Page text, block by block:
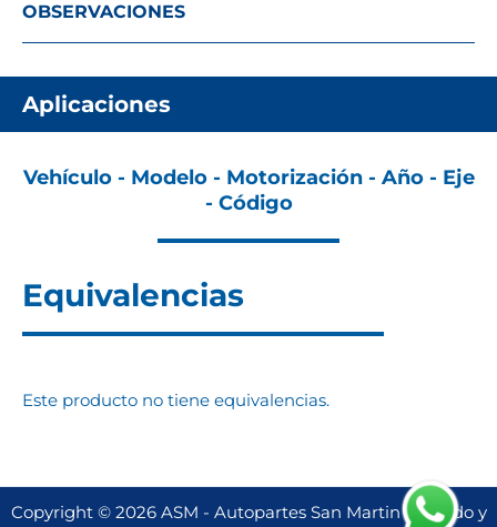
OBSERVACIONES
Aplicaciones
Vehículo - Modelo - Motorización - Año - Eje
- Código
Equivalencias
Este producto no tiene equivalencias.
Copyright © 2026 ASM - Autopartes San Martin | Creado y